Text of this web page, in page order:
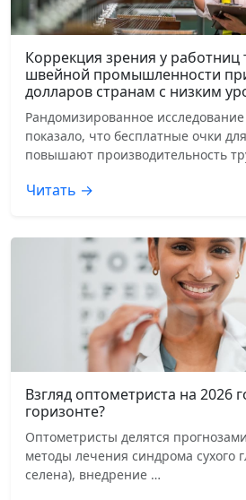
Коррекция зрения у работниц
швейной промышленности
долларов странам с низким
Рандомизированное исследование
показало, что бесплатные очки
повышают производительность
Читать →
Взгляд оптометриста на 2026
горизонте?
Оптометристы делятся
методы лечения синдрома сухого
селена), внедрение …